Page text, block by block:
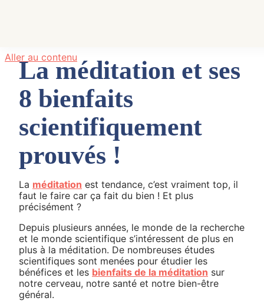
Aller au contenu
La méditation et ses
8 bienfaits
scientifiquement
prouvés !
La méditation est tendance, c’est vraiment top, il
faut le faire car ça fait du bien ! Et plus
précisément ?
Depuis plusieurs années, le monde de la recherche
et le monde scientifique s’intéressent de plus en
plus à la méditation. De nombreuses études
scientifiques sont menées pour étudier les
bénéfices et les bienfaits de la méditation sur
notre cerveau, notre santé et notre bien-être
général.